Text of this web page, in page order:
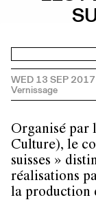
WED 13 SEP 2017
Organisé par
Culture), le
suisses »
réalisations
la production